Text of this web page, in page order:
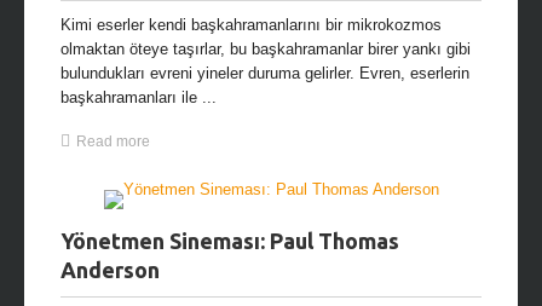
Kimi eserler kendi başkahramanlarını bir mikrokozmos
olmaktan öteye taşırlar, bu başkahramanlar birer yankı gibi
bulundukları evreni yineler duruma gelirler. Evren, eserlerin
başkahramanları ile ...
Read more
Yönetmen Sineması: Paul Thomas
Anderson